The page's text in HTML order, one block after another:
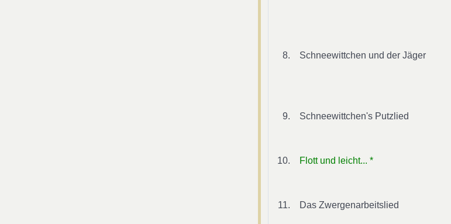
8. Schneewittchen und der Jäger
9. Schneewittchen's Putzlied
10. Flott und leicht... *
11. Das Zwergenarbeitslied